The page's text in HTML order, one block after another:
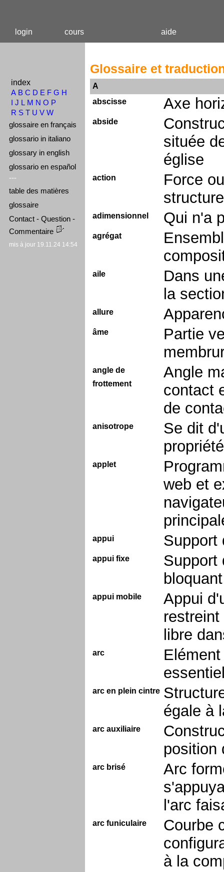
login cours aide
index
A B C D E F G H
I J L M N O P
R S T U V W
glossaire en français
glossario in italiano
glossary in english
glossario en español
---
table des matières
glossaire
Contact - Question -
Commentaire
mis à jour 19.11.24 14:54
Glossaire et
A
abscisse
Axe
abside
située
église
action
Force
structure
adimensionnel Qui n'a
agrégat
aile
Dans
la
allure
âme
Partie
angle de
frottement
Angle
contact
de
anisotrope
Se dit
applet
web et
appui Support
appui fixe
Support
appui mobile
Appui
libre
arc
arc en plein cintre
égale à
arc auxiliaire
position
arc brisé
Arc
l'arc
arc funiculaire
Courbe
à la